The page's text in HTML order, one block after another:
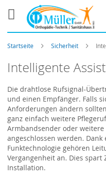
Startseite Sicherheit
Intelligente
Die drahtlose Rufsignal-
und einen Empfänger. Falls
Anforderungen ändern
ganz einfach weitere
Armbandsender oder
angeschlossen werden.
Funktechnologie gehören
Vergangenheit an. Dies spart
Installation.